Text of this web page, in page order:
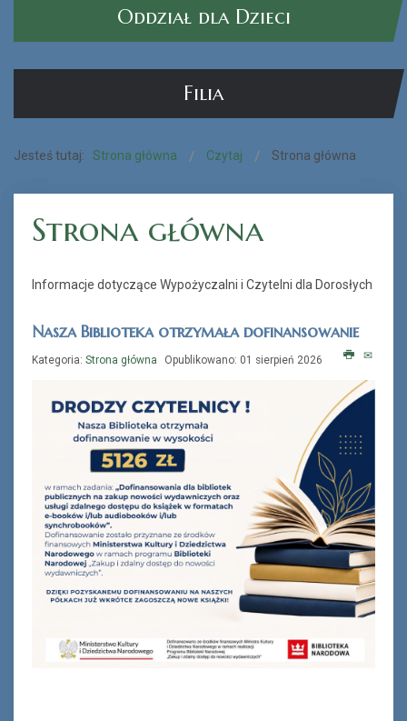
„Książka na telefon”
Oddział dla Dzieci
Filia
Jesteś tutaj: Strona główna Czytaj Strona główna
Strona główna
Informacje dotyczące Wypożyczalni i Czytelni dla Dorosłych
Nasza Biblioteka otrzymała dofinansowanie
Kategoria: Strona główna Opublikowano: 01 sierpień 2026